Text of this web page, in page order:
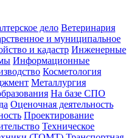
дело Ветеринария
и муниципальное
и кадастр Инженерные
Информационные
Косметология
Металлургия
На базе СПО
Оценочная деятельность
Проектирование
Техническое